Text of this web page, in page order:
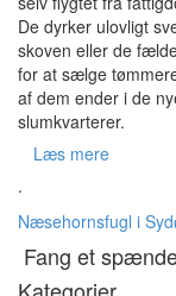
De dyrker ulovligt
skoven eller de
for at sælge
af dem ender i de
slumkvarterer.
Læs mere
.
Næsehornsfugl i
Fang et